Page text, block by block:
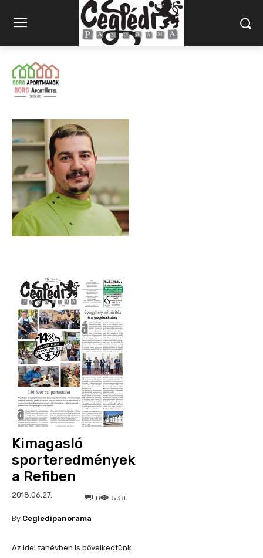
Kimagasló
sporteredmények
a Refiben
2018.06.27. 538
0
By Cegledipanorama
Az idei tanévben is bővelkedtünk